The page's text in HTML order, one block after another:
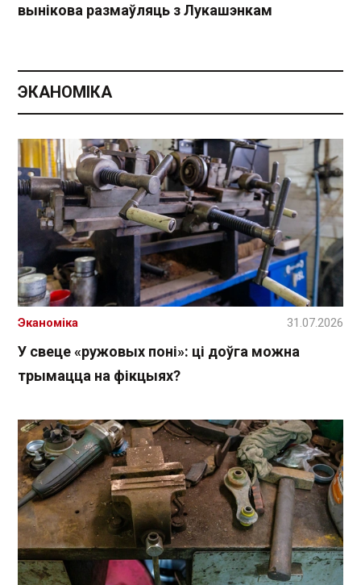
вынікова размаўляць з Лукашэнкам
ЭКАНОМІКА
У свеце «ружовых поні»: ці доўга можна
трымацца на фікцыях?
Эканоміка 31.07.2026